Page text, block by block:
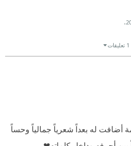
.
1 تعليقات
أضافت له بعداً شعرياً جمالياً وحساً